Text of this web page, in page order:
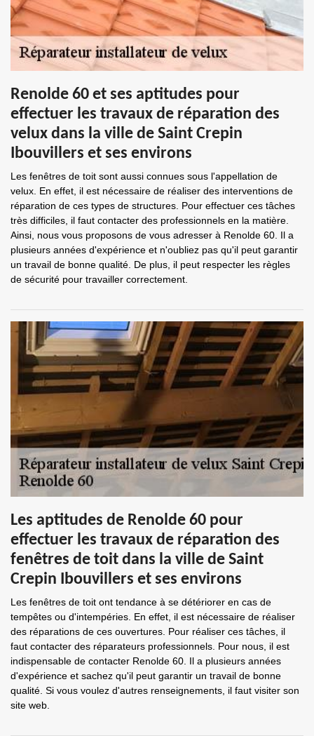
Renolde 60 et ses aptitudes pour
effectuer les travaux de réparation des
velux dans la ville de Saint Crepin
Ibouvillers et ses environs
Les fenêtres de toit sont aussi connues sous l'appellation de
velux. En effet, il est nécessaire de réaliser des interventions de
réparation de ces types de structures. Pour effectuer ces tâches
très difficiles, il faut contacter des professionnels en la matière.
Ainsi, nous vous proposons de vous adresser à Renolde 60. Il a
plusieurs années d'expérience et n'oubliez pas qu'il peut garantir
un travail de bonne qualité. De plus, il peut respecter les règles
de sécurité pour travailler correctement.
Les aptitudes de Renolde 60 pour
effectuer les travaux de réparation des
fenêtres de toit dans la ville de Saint
Crepin Ibouvillers et ses environs
Les fenêtres de toit ont tendance à se détériorer en cas de
tempêtes ou d'intempéries. En effet, il est nécessaire de réaliser
des réparations de ces ouvertures. Pour réaliser ces tâches, il
faut contacter des réparateurs professionnels. Pour nous, il est
indispensable de contacter Renolde 60. Il a plusieurs années
d'expérience et sachez qu'il peut garantir un travail de bonne
qualité. Si vous voulez d'autres renseignements, il faut visiter son
site web.